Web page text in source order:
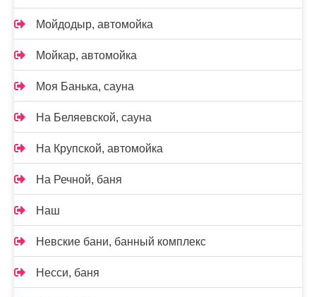
Мойдодыр, автомойка
Мойкар, автомойка
Моя Банька, сауна
На Беляевской, сауна
На Крупской, автомойка
На Речной, баня
Наш
Невские бани, банный комплекс
Несси, баня